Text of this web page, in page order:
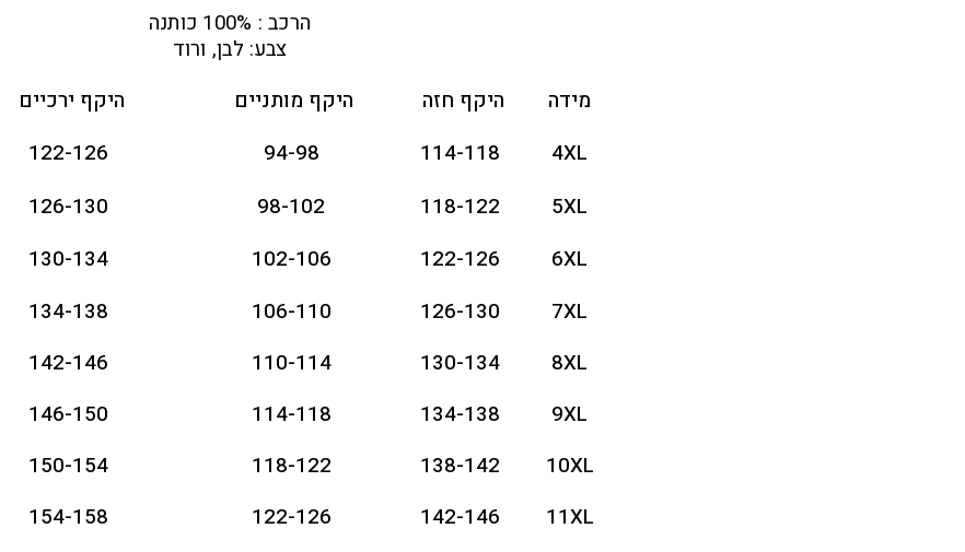
הרכב : 100% כותנה
צבע: לבן, ורוד
מידה
היקף חזה היקף מותניים
היקף ירכיים
4XL
114-118
94-98
122-126
5XL
118-122
98-102
126-130
6XL
122-126
102-106
130-134
7XL
126-130
106-110
134-138
8XL
130-134
110-114
142-146
9XL
134-138
114-118
146-150
10XL
138-142
118-122
150-154
11XL
142-146
122-126
154-158